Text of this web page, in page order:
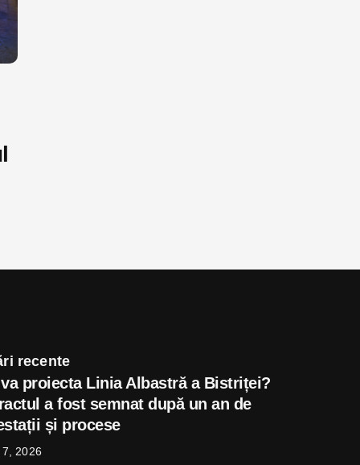
recente
proiecta Linia Albastră a Bistriței?
a fost semnat după un an de
și procese
2026